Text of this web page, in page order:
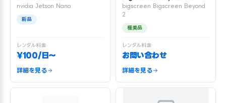
nvidia Jetson Nano
新品
レンタル料金
¥100/日〜
詳細を見る
bigscreen Bigscreen Beyond
2
極美品
レンタル料金
お問い合わせ
詳細を見る